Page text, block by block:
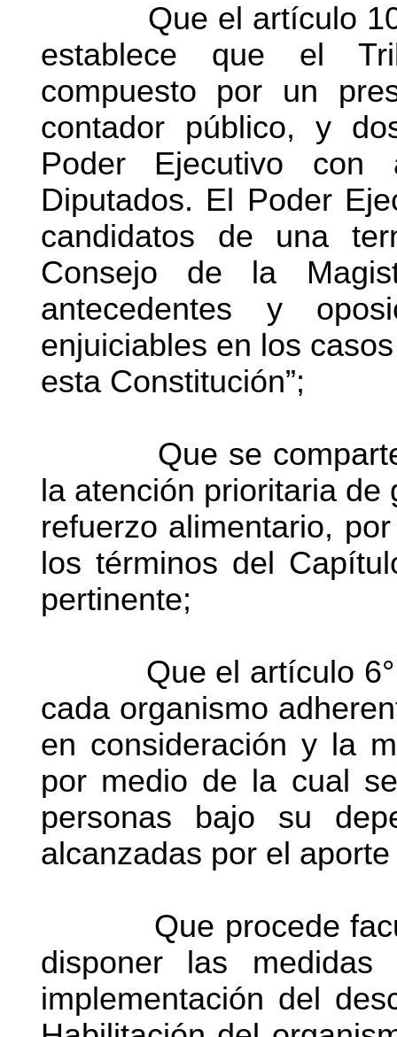
Que el artículo 104
establece que el
compuesto por un
contador público, y
Poder Ejecutivo
Diputados. El Poder
candidatos de una
Consejo de la
antecedentes y
enjuiciables en los
esta Constitución”;
Que se comparte
la atención prioritaria
refuerzo alimentario,
los términos del
pertinente;
Que el artículo 6°
cada organismo
en consideración y la
por medio de la cual
personas bajo su
alcanzadas por el
Que procede
disponer las
implementación del